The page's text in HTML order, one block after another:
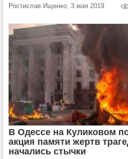
Ростислав Ищенко, 3 мая 2019
В Одессе на Куликовом
акция памяти жертв
начались стычки